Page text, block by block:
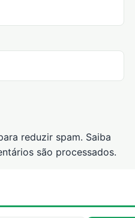
reduzir spam. Saiba
são processados.